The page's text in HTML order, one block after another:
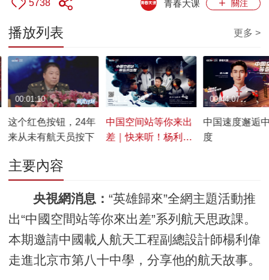
5738 關注
青春大课
播放列表 更多 >
这个红色按钮，24年
来从未有航天员按下
00:01:10
中国空间站等你来出
差｜快来听！杨利伟
01:27::39
中国速度邂逅
度
00:44:07
主要內容
央視網消息： “英雄歸來”全網主題活動推
出“中國空間站等你來出差”系列航天思政課。
本期邀請中國載人航天工程副總設計師楊利偉
走進北京市第八十中學，分享他的航天故事。